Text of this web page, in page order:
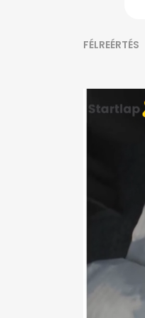
FÉLREÉRTÉS